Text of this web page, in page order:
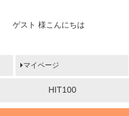
ゲスト 様こんにちは
マイページ
HIT100